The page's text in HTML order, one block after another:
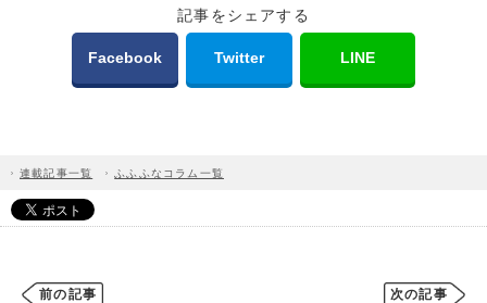
記事をシェアする
Facebook Twitter LINE
連載記事一覧 ふふふなコラム一覧
前の記事 次の記事